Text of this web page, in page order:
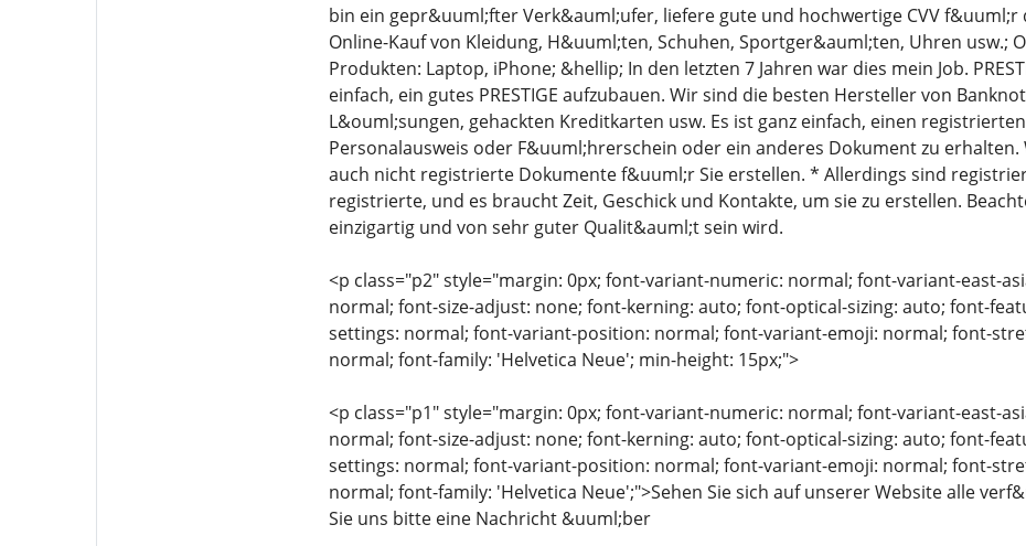
bin ein gepr&uuml;fter Verk&auml;ufer, liefere gute und hochwertige CVV f&uuml;r
Online-Kauf von Kleidung, H&uuml;ten, Schuhen, Sportger&auml;ten, Uhren usw.;
Produkten: Laptop, iPhone; &hellip; In den letzten 7 Jahren war dies mein Job.
einfach, ein gutes PRESTIGE aufzubauen. Wir sind die besten Hersteller von
L&ouml;sungen, gehackten Kreditkarten usw. Es ist ganz einfach, einen
Personalausweis oder F&uuml;hrerschein oder ein anderes Dokument zu
auch nicht registrierte Dokumente f&uuml;r Sie erstellen. * Allerdings sind
registrierte, und es braucht Zeit, Geschick und Kontakte, um sie zu erstellen.
einzigartig und von sehr guter Qualit&auml;t sein wird.
<p class="p2" style="margin: 0px; font-variant-numeric: normal; font-variant-east-
normal; font-size-adjust: none; font-kerning: auto; font-optical-sizing: auto; font-
settings: normal; font-variant-position: normal; font-variant-emoji: normal; font-
normal; font-family: 'Helvetica Neue'; min-height: 15px;">
<p class="p1" style="margin: 0px; font-variant-numeric: normal; font-variant-east-
normal; font-size-adjust: none; font-kerning: auto; font-optical-sizing: auto; font-
settings: normal; font-variant-position: normal; font-variant-emoji: normal; font-
normal; font-family: 'Helvetica Neue';">Sehen Sie sich auf unserer Website alle
Sie uns bitte eine Nachricht &uuml;ber